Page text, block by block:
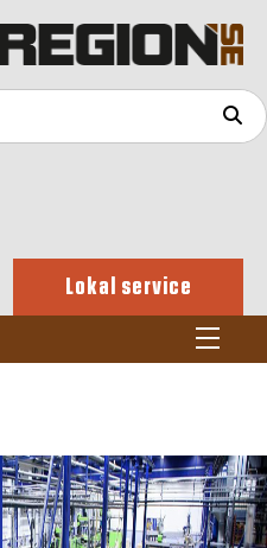
Lokal service